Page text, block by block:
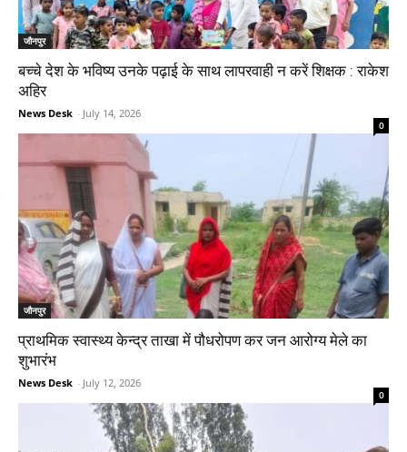
जौनपुर
बच्चे देश के भविष्य उनके पढ़ाई के साथ लापरवाही न करें शिक्षक : राकेश
अहिर
News Desk - July 14, 2026
0
जौनपुर
प्राथमिक स्वास्थ्य केन्द्र ताखा में पौधरोपण कर जन आरोग्य मेले का
शुभारंभ
News Desk - July 12, 2026
0